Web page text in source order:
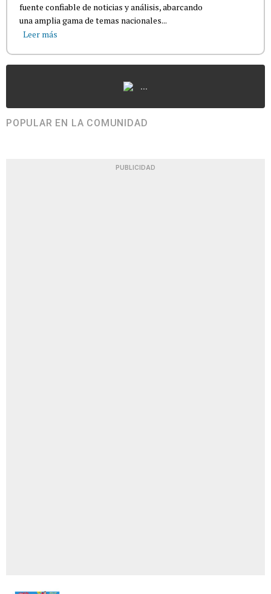
fuente confiable de noticias y análisis, abarcando
una amplia gama de temas nacionales...
Leer más
...
POPULAR EN LA COMUNIDAD
PUBLICIDAD